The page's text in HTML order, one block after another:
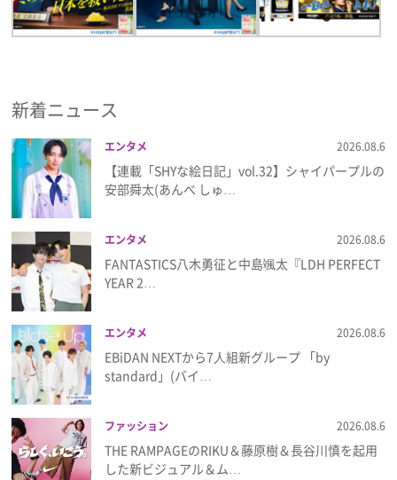
新着ニュース
エンタメ 2026.08.6
【連載「SHYな絵日記」vol.32】シャイパープルの
安部舜太(あんべ しゅ…
エンタメ 2026.08.6
FANTASTICS八木勇征と中島颯太『LDH PERFECT
YEAR 2…
エンタメ 2026.08.6
EBiDAN NEXTから7⼈組新グループ 「by
standard」(バイ…
ファッション 2026.08.6
THE RAMPAGEのRIKU＆藤原樹＆長谷川慎を起用
した新ビジュアル＆ム…